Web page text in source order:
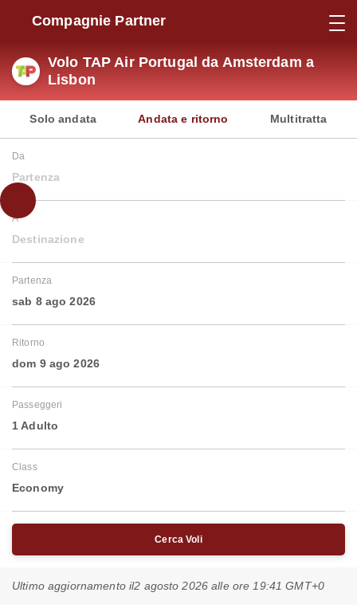
Compagnie Partner
Volo TAP Air Portugal da Amsterdam a
Lisbon
Solo andata Andata e ritorno Multitratta
Da
Partenza
A
Destinazione
Partenza
sab 8 ago 2026
Ritorno
dom 9 ago 2026
Passeggeri
1 Adulto
Class
Economy
Cerca Voli
Ultimo aggiornamento il2 agosto 2026 alle ore 19:41 GMT+0